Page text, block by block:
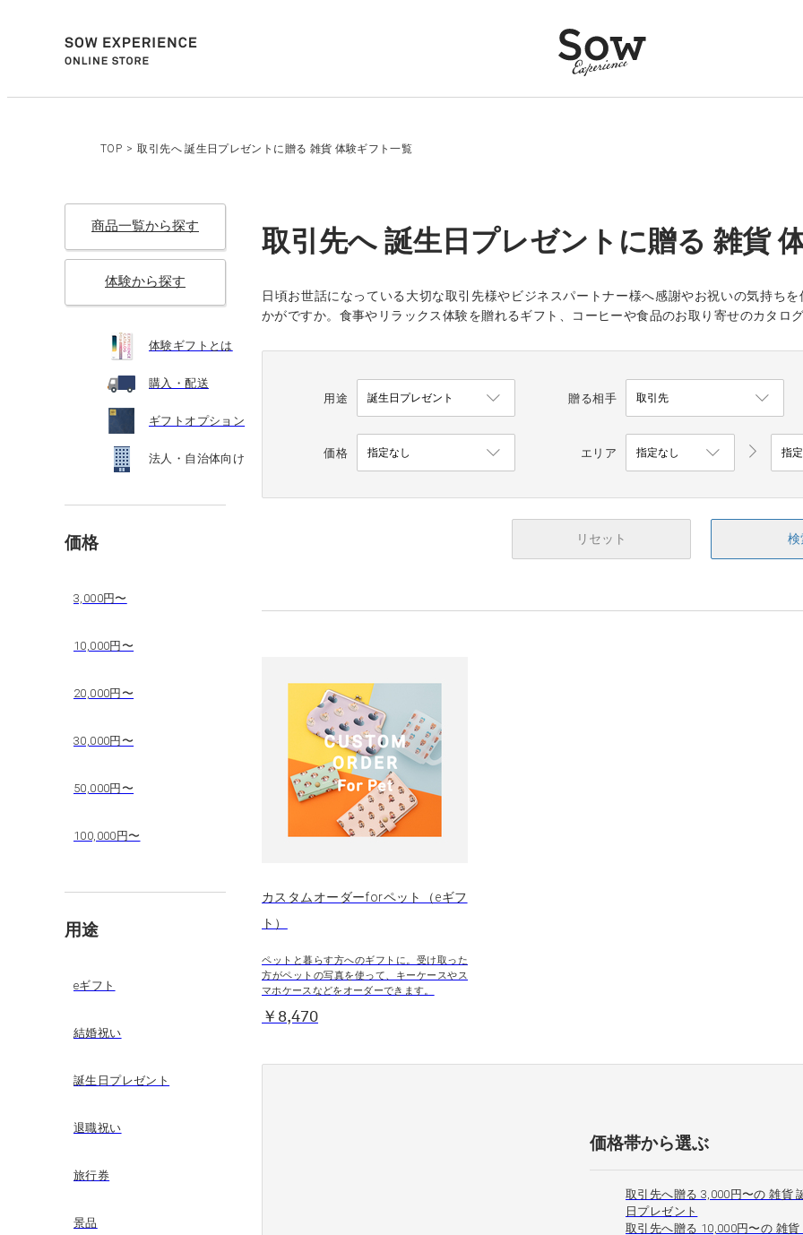
TOP > 取引先へ 誕生日プレゼントに贈る 雑貨 体験ギフト一覧
商品一覧から探す
体験から探す
体験ギフトとは
購入・配送
ギフトオプション
法人・自治体向け
価格
3,000円〜
10,000円〜
20,000円〜
30,000円〜
50,000円〜
100,000円〜
用途
eギフト
結婚祝い
誕生日プレゼント
退職祝い
旅行券
景品
取引先へ 誕生日プレゼントに贈る 雑貨
日頃お世話になっている大切な取引先様やビジネスパートナー様へ感謝やお祝いの気持ち
かがですか。食事やリラックス体験を贈れるギフト、コーヒーや食品のお取り寄せのカタロ
用途 贈る相手
価格 エリア
リセット 検
カスタムオーダーforペット（eギフ
ト）
ペットと暮らす方へのギフトに。受け取った
方がペットの写真を使って、キーケースやス
マホケースなどをオーダーできます。
￥8,470
価格帯から選ぶ
取引先へ贈る 3,000円〜の 雑貨
日プレゼント
取引先へ贈る 10,000円〜の 雑貨